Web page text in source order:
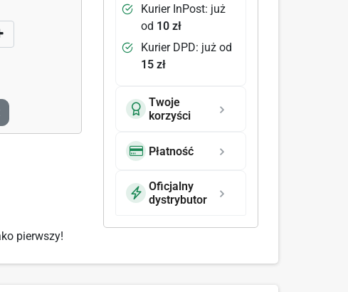
Kurier InPost: już
od 10 zł
Kurier DPD: już od
15 zł
Twoje
korzyści
Płatność
Oficjalny
dystrybutor
pierwszy!